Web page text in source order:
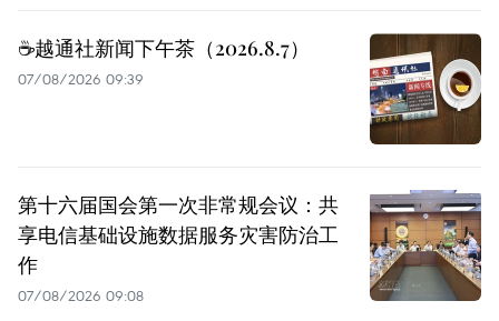
☕️越通社新闻下午茶（2026.8.7）
07/08/2026 09:39
第十六届国会第一次非常规会议：共
享电信基础设施数据服务灾害防治工
作
07/08/2026 09:08